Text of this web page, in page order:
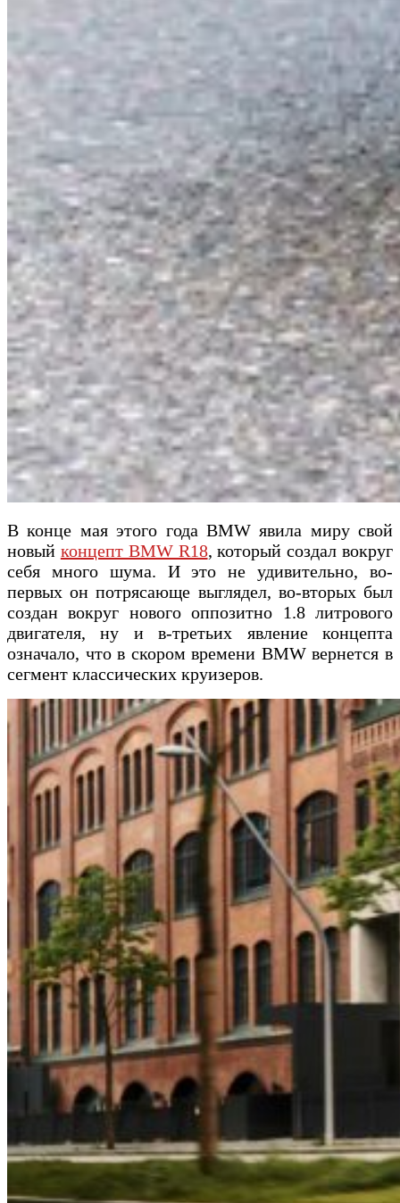
В конце мая этого года BMW явила миру свой
новый концепт BMW R18, который создал вокруг
себя много шума. И это не удивительно, во-
первых он потрясающе выглядел, во-вторых был
создан вокруг нового оппозитно 1.8 литрового
двигателя, ну и в-третьих явление концепта
означало, что в скором времени BMW вернется в
сегмент классических круизеров.